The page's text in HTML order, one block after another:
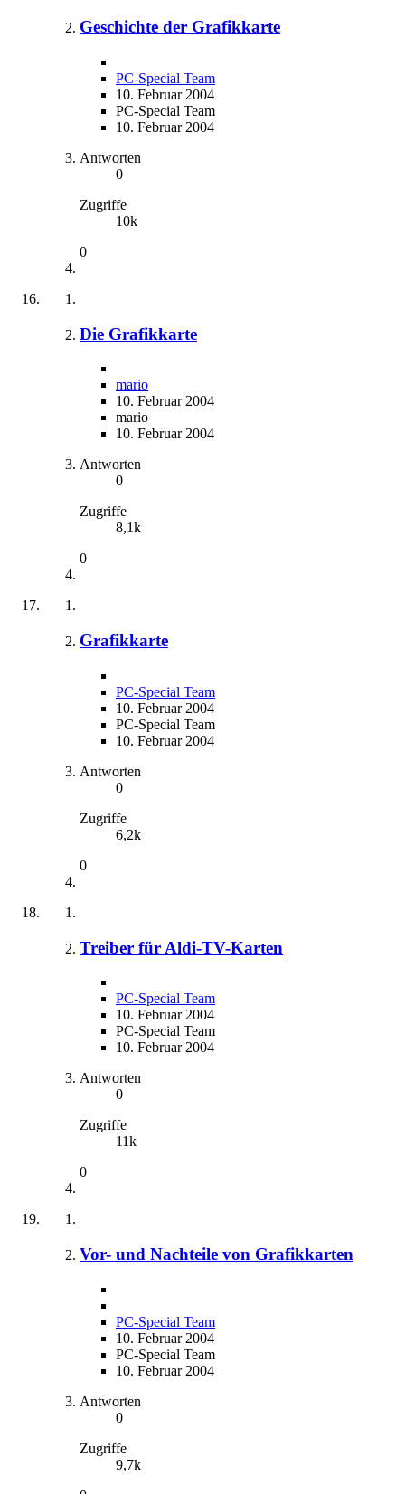
Geschichte der Grafikkarte
PC-Special Team
10. Februar 2004
PC-Special Team
10. Februar 2004
Antworten
0
Zugriffe
10k
0
Die Grafikkarte
mario
10. Februar 2004
mario
10. Februar 2004
Antworten
0
Zugriffe
8,1k
0
Grafikkarte
PC-Special Team
10. Februar 2004
PC-Special Team
10. Februar 2004
Antworten
0
Zugriffe
6,2k
0
Treiber für Aldi-TV-Karten
PC-Special Team
10. Februar 2004
PC-Special Team
10. Februar 2004
Antworten
0
Zugriffe
11k
0
Vor- und Nachteile von Grafikkarten
PC-Special Team
10. Februar 2004
PC-Special Team
10. Februar 2004
Antworten
0
Zugriffe
9,7k